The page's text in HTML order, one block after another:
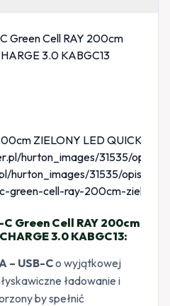
ZIELONY LED QUICK
hurton_images/31535/opis/
hurton_images/31535/opis/
green-cell-ray-200cm-zielony-
C Green Cell RAY 200cm
3.0 KABGC13:
– USB-Co wyjątkowej
ładowanie i
by spełnić